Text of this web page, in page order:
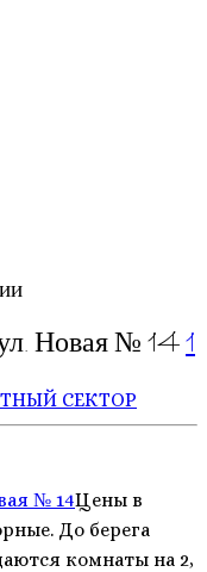
Новая № 141
СЕКТОР
Цены в
До берега
комнаты на 2,